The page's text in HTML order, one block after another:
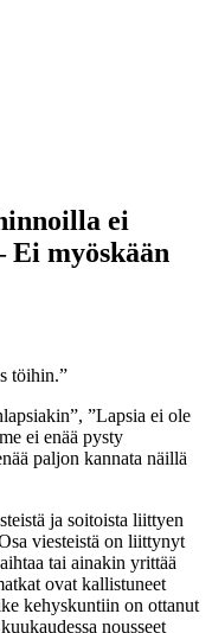
ei
Ei myöskään
töihin.”
”Lapsia ei ole
ei enää pysty
paljon kannata näillä
ja soitoista liittyen
viesteistä on liittynyt
tai ainakin yrittää
ovat kallistuneet
kehyskuntiin on ottanut
nousseet